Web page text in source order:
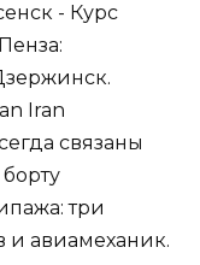
- Курс
Iran
связаны
три
и авиамеханик.